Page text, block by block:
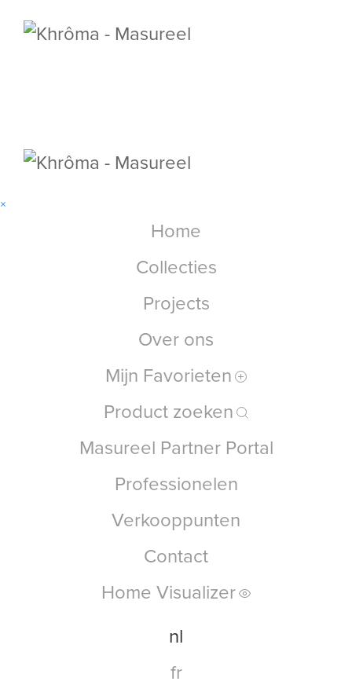
×
Home
Collecties
Projects
Over ons
Mijn Favorieten
Product zoeken
Masureel Partner Portal
Professionelen
Verkooppunten
Contact
Home Visualizer
nl
fr